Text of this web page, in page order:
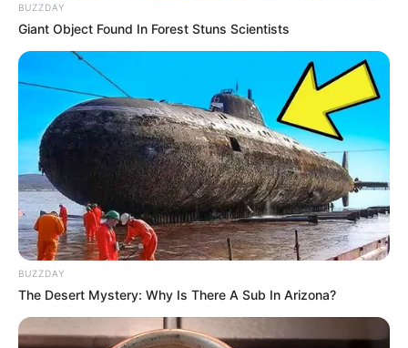
BUZZDAY
Giant Object Found In Forest Stuns Scientists
BUZZDAY
The Desert Mystery: Why Is There A Sub In Arizona?